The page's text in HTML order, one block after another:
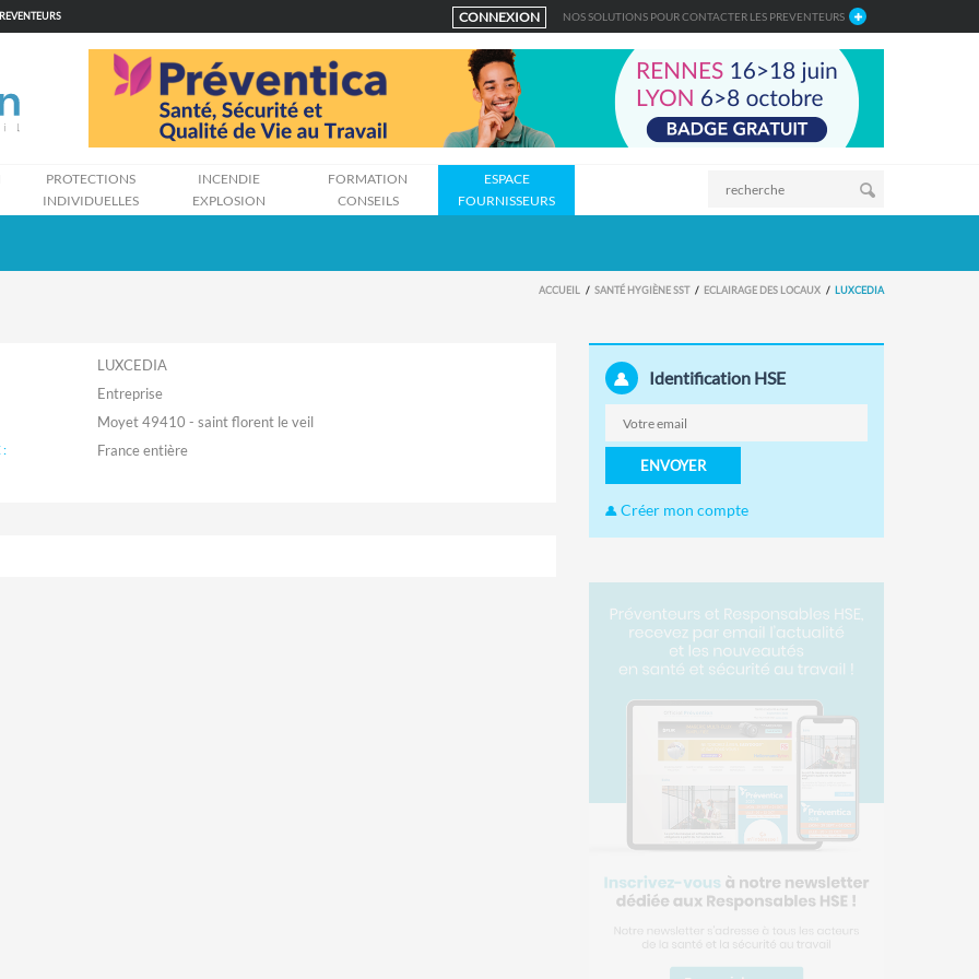
CONNEXION NOS SOLUTIONS POUR CONTACTER LES PREVENTEURS
PROTECTIONS
INDIVIDUELLES
INCENDIE
EXPLOSION
FORMATION
CONSEILS
ESPACE
FOURNISSEURS
ACCUEIL SANTÉ HYGIÈNE SST ECLAIRAGE DES LOCAUX LUXCEDIA
LUXCEDIA
Entreprise
Moyet 49410 - saint florent le veil
:
Identification HSE
ENVOYER
Créer mon compte